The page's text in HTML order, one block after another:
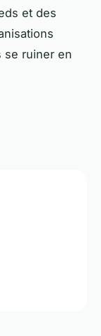
et des
se ruiner en